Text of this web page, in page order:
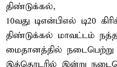
திண்டுக்கல்,
10வது டிஎன்பிஎல் டி20
திண்டுக்கல் மாவட்டம்
மைதானத்தில் நடைபெற்று
இத்தொடரில் இன்று